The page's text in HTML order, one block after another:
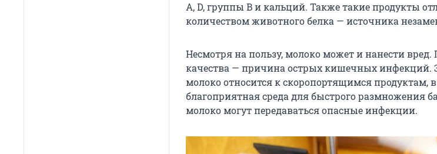
A, D, группы B и кальций. Также такие продукты
количеством животного белка — источника
Несмотря на пользу, молоко может и нанести
качества — причина острых кишечных инфекций.
молоко относится к скоропортящимся продуктам,
благоприятная среда для быстрого размножения
молоко могут передаваться опасные инфекции.